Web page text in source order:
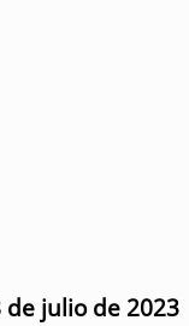
de julio de 2023